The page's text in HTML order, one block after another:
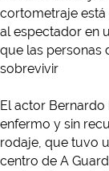
cortometraje está
al espectador en
que las personas
sobrevivir
El actor
enfermo y sin
rodaje, que tuvo
centro de A